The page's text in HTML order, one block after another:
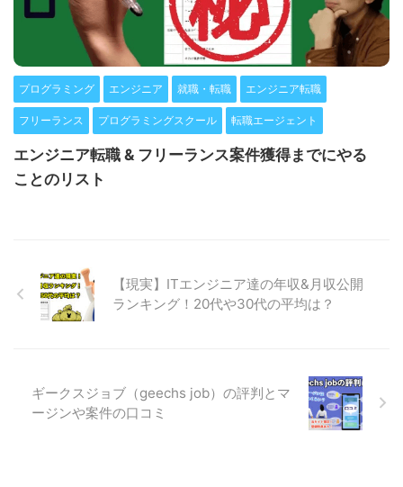
プログラミング エンジニア 就職・転職 エンジニア転職
フリーランス プログラミングスクール 転職エージェント
エンジニア転職 & フリーランス案件獲得までにやる
ことのリスト
【現実】ITエンジニア達の年収&月収公開
ランキング！20代や30代の平均は？
ギークスジョブ（geechs job）の評判とマ
ージンや案件の口コミ